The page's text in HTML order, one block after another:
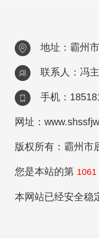
地址：霸州
联系人：冯
手机：
网址：
版权所有：霸州市
您是本站的第 1061
本网站已经安全稳